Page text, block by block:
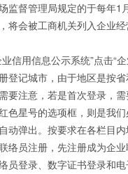
公司职位
监督管理局规定的于每年
将会被工商机关列入企业
信用信息公示系统”点击“
登记城市，由于地区是按
要注意，若是首次登录，
色星号的选项框，则是我
动弹出。按要求在各栏目
络员注册，先注册成为企
员登录、数字证书登录和